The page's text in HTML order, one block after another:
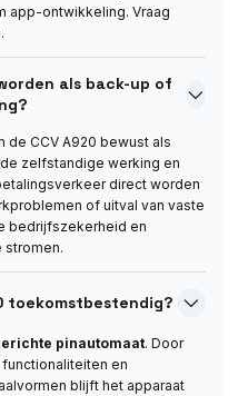
app-ontwikkeling. Vraag
als back-up of

de CCV A920 bewust als
zelfstandige werking en
direct worden
of uitval van vaste
bedrijfszekerheid en
stromen.
toekomstbestendig? 
pinautomaat. Door
en
blijft het apparaat